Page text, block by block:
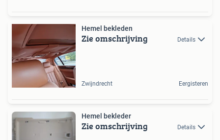
Hemel bekleden
Zie omschrijving Details
Zwijndrecht Eergisteren
Hemel bekleder
Zie omschrijving Details